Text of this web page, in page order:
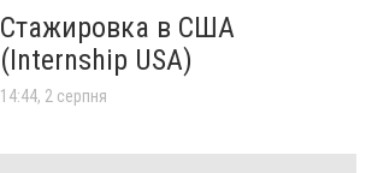
Стажировка в США
(Internship USA)
14:44, 2 серпня